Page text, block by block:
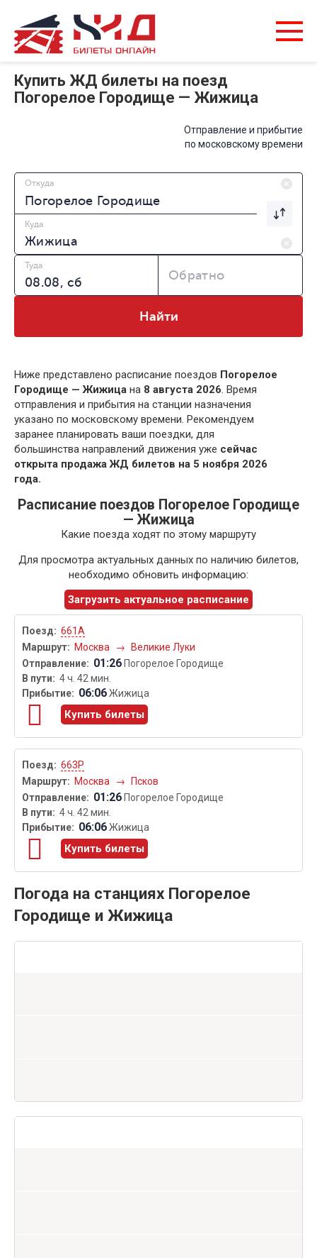
Купить ЖД билеты на поезд
Погорелое Городище — Жижица
Отправление и прибытие
по московскому времени
Откуда
Куда
Туда
Обратно
Найти
Ниже представлено расписание поездов Погорелое
Городище — Жижица на 8 августа 2026. Время
отправления и прибытия на станции назначения
указано по московскому времени. Рекомендуем
заранее планировать ваши поездки, для
большинства направлений движения уже сейчас
открыта продажа ЖД билетов на 5 ноября 2026
года.
Расписание поездов Погорелое Городище
— Жижица
Какие поезда ходят по этому маршруту
Для просмотра актуальных данных по наличию билетов,
необходимо обновить информацию:
Загрузить актуальное расписание
661А
Москва
→ Великие Луки
01:26 Погорелое Городище
4 ч. 42 мин.
06:06Жижица
Купить билеты
663Р
Москва
→ Псков
01:26 Погорелое Городище
4 ч. 42 мин.
06:06Жижица
Купить билеты
Погода на станциях Погорелое
Городище и Жижица